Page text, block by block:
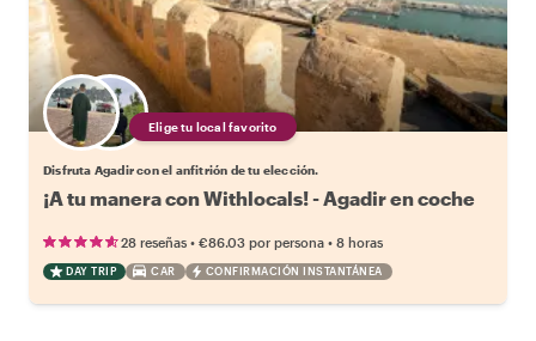
Elige tu local favorito
Disfruta Agadir con el anfitrión de tu elección.
¡A tu manera con Withlocals! - Agadir en coche
28 reseñas • €86.03 por persona • 8 horas
DAY TRIP CAR CONFIRMACIÓN INSTANTÁNEA